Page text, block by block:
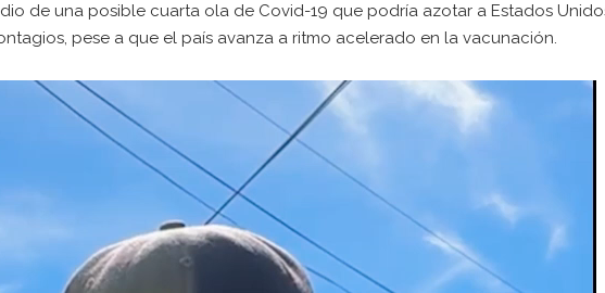
de una posible cuarta ola de Covid-19 que podría azotar a Estados
pese a que el país avanza a ritmo acelerado en la vacunación.